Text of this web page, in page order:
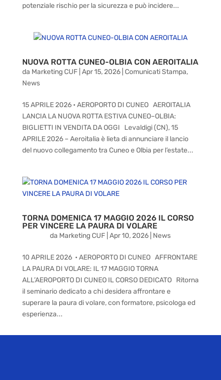
potenziale rischio per la sicurezza e può incidere...
NUOVA ROTTA CUNEO-OLBIA CON AEROITALIA
da Marketing CUF| Apr 15, 2026| Comunicati Stampa,
News
15 APRILE 2026 • AEROPORTO DI CUNEO AEROITALIA
LANCIA LA NUOVA ROTTA ESTIVA CUNEO–OLBIA:
BIGLIETTI IN VENDITA DA OGGI Levaldigi (CN), 15
APRILE 2026 – Aeroitalia è lieta di annunciare il lancio
del nuovo collegamento tra Cuneo e Olbia per l’estate...
TORNA DOMENICA 17 MAGGIO 2026 IL CORSO
PER VINCERE LA PAURA DI VOLARE
da Marketing CUF |Apr 10, 2026 News
10 APRILE 2026 • AEROPORTO DI CUNEO AFFRONTARE
LA PAURA DI VOLARE: IL 17 MAGGIO TORNA
ALL’AEROPORTO DI CUNEO IL CORSO DEDICATO Ritorna
il seminario dedicato a chi desidera affrontare e
superare la paura di volare, con formatore, psicologa ed
esperienza...